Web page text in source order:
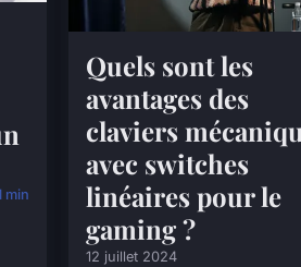
min
Quels sont les
avantages des
claviers
avec switches
linéaires pour le
gaming ?
12 juillet 2024